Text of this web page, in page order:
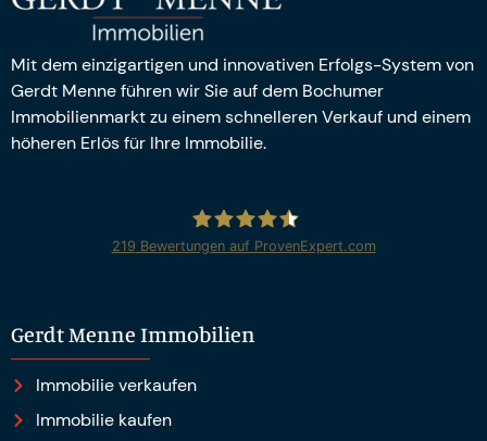
Mit dem einzigartigen und innovativen Erfolgs-System von
Gerdt Menne führen wir Sie auf dem Bochumer
Immobilienmarkt zu einem schnelleren Verkauf und einem
höheren Erlös für Ihre Immobilie.
219 Bewertungen auf ProvenExpert.com
Gerdt Menne Immobilien
Immobilie verkaufen
Immobilie kaufen